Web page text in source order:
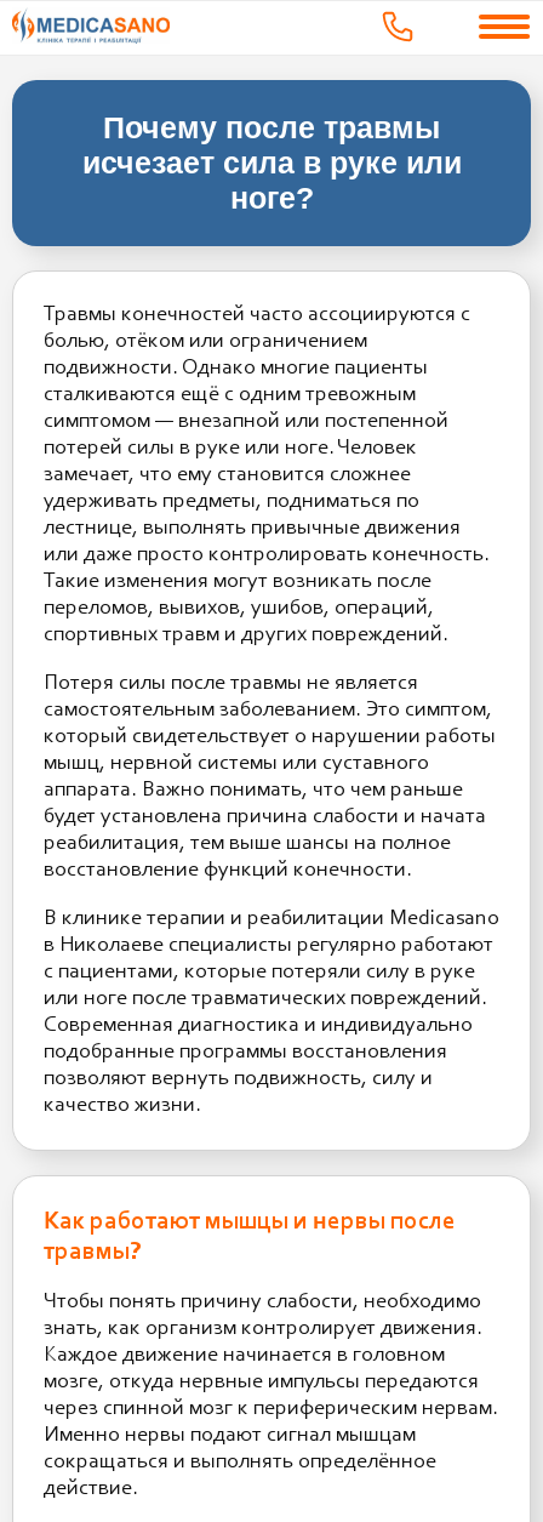
Почему после травмы
исчезает сила в руке или
ноге?
Травмы конечностей часто ассоциируются с
болью, отёком или ограничением
подвижности. Однако многие пациенты
сталкиваются ещё с одним тревожным
симптомом — внезапной или постепенной
потерей силы в руке или ноге. Человек
замечает, что ему становится сложнее
удерживать предметы, подниматься по
лестнице, выполнять привычные движения
или даже просто контролировать конечность.
Такие изменения могут возникать после
переломов, вывихов, ушибов, операций,
спортивных травм и других повреждений.
Потеря силы после травмы не является
самостоятельным заболеванием. Это симптом,
который свидетельствует о нарушении работы
мышц, нервной системы или суставного
аппарата. Важно понимать, что чем раньше
будет установлена причина слабости и начата
реабилитация, тем выше шансы на полное
восстановление функций конечности.
В клинике терапии и реабилитации Medicasano
в Николаеве специалисты регулярно работают
с пациентами, которые потеряли силу в руке
или ноге после травматических повреждений.
Современная диагностика и индивидуально
подобранные программы восстановления
позволяют вернуть подвижность, силу и
качество жизни.
Как работают мышцы и нервы после
травмы?
Чтобы понять причину слабости, необходимо
знать, как организм контролирует движения.
Каждое движение начинается в головном
мозге, откуда нервные импульсы передаются
через спинной мозг к периферическим нервам.
Именно нервы подают сигнал мышцам
сокращаться и выполнять определённое
действие.